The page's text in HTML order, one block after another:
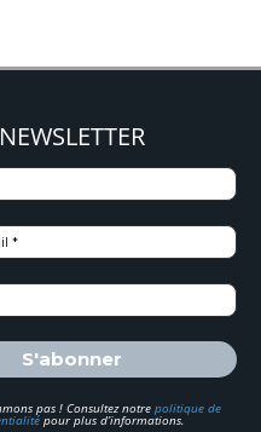
NEWSLETTER
pas ! Consultez notre politique de
pour plus d’informations.